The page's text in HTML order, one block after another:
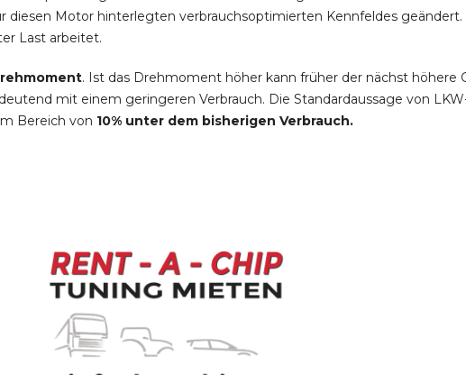
Motor hinterlegten verbrauchsoptimierten Kennfeldes geändert.
Last arbeitet.
. Ist das Drehmoment höher kann früher der nächst höhere
mit einem geringeren Verbrauch. Die Standardaussage von
Bereich von 10% unter dem bisherigen Verbrauch.